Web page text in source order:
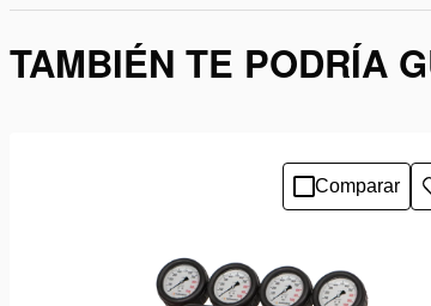
TAMBIÉN TE PODRÍA
Comparar